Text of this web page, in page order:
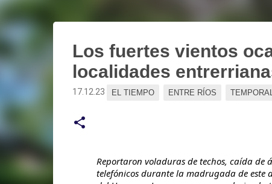
Los fuertes vientos
localidades
17.12.23 EL TIEMPO ENTRE RÍOS
Reportaron voladuras de techos, caída de
telefónicos durante la madrugada de este